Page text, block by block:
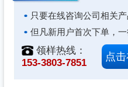
只要在线咨询公司相关
但凡新用户首次下单，
点
领样热线：
153-3803-7851